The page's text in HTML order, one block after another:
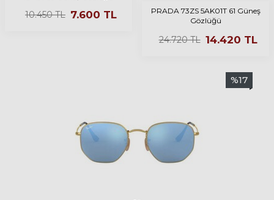
10.450TL 7.600 TL
PRADA 73ZS 5AK01T 61 Güneş
Gözlüğü
24.720TL 14.420 TL
%17